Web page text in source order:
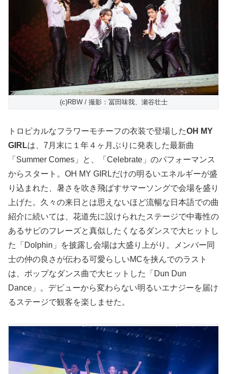
(c)RBW / 撮影：冨田味我、瀬谷壮士
トロピカルなフラワーモチーフの衣装で登場したOH MY
GIRLは、7月末に１年４ヶ月ぶりに発表した最新曲
「Summer Comes」と、「Celebrate」のパフォーマンス
からスタート。OH MY GIRLだけの明るいエネルギーが盛
り込まれた、暑さを吹き飛ばすサマーソングで会場を盛り
上げた。久々の来日とは思えないほど流暢な日本語での曲
紹介に続いては、花道先に設けられたステージで中毒性の
あるサビのフレーズと真似したくなるダンスで大ヒットし
た「Dolphin」を披露し会場は大盛り上がり。メンバー同
士の仲の良さが伝わる可愛らしいMCを挟んでのラスト
は、ポップなダンス曲で大ヒットした「Dun Dun
Dance」。デビューから変わらない明るいエナジーを届け
るステージで観客を楽しませた。